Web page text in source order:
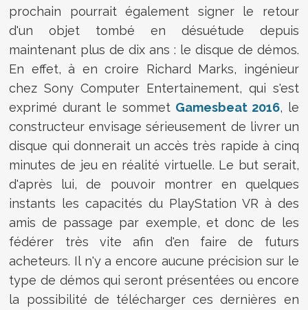
prochain pourrait également signer le retour
d'un objet tombé en désuétude depuis
maintenant plus de dix ans : le disque de démos.
En effet, à en croire Richard Marks, ingénieur
chez Sony Computer Entertainement, qui s'est
exprimé durant le sommet Gamesbeat 2016, le
constructeur envisage sérieusement de livrer un
disque qui donnerait un accès très rapide à cinq
minutes de jeu en réalité virtuelle. Le but serait,
d'après lui, de pouvoir montrer en quelques
instants les capacités du PlayStation VR à des
amis de passage par exemple, et donc de les
fédérer très vite afin d'en faire de futurs
acheteurs. Il n'y a encore aucune précision sur le
type de démos qui seront présentées ou encore
la possibilité de télécharger ces dernières en